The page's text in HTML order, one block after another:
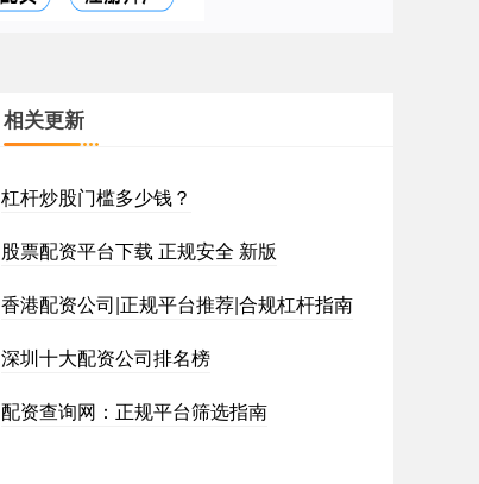
相关更新
杠杆炒股门槛多少钱？
股票配资平台下载 正规安全 新版
香港配资公司|正规平台推荐|合规杠杆指南
深圳十大配资公司排名榜
配资查询网：正规平台筛选指南